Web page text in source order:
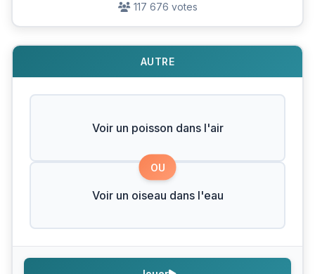
117 676 votes
AUTRE
Voir un poisson dans l'air
OU
Voir un oiseau dans l'eau